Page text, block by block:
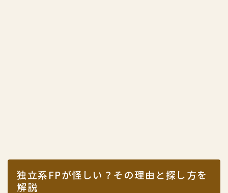
独立系FPが怪しい？その理由と探し方を
解説